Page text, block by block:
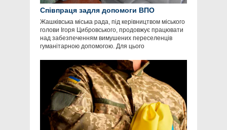
Співпраця задля допомоги ВПО
Жашківська міська рада, під керівництвом міського
голови Ігоря Цибровського, продовжує працювати
над забезпеченням вимушених переселенців
гуманітарною допомогою. Для цього